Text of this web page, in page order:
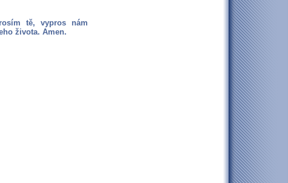
tě, vypros nám
života. Amen.